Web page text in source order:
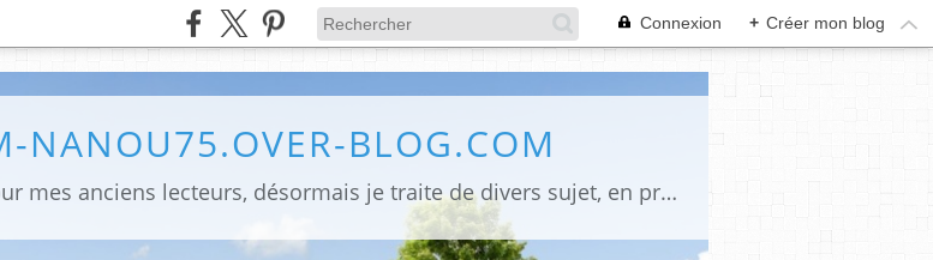
Connexion + Créer mon blog
NANOU75.OVER-BLOG.COM
Bienvenue sur mon site Une innovation pour mes anciens lecteurs, désormais je traite de divers sujet, en premier La religion judéo chrétienne signé" Monique Emounah", pour ceux qui ne peuvent se déplacer à l'églises quelques soit la raison, et le lieu de leurs résidences ils peuvent suivre les offices du jour, la politique (LR) et les infos, la poésie et les arts en général. Mes écrits, signé (Alumacom) également mes promos de mes dernières parutions et quelquefois un rappel pour mes anciens écrits. Merci de votre attention,